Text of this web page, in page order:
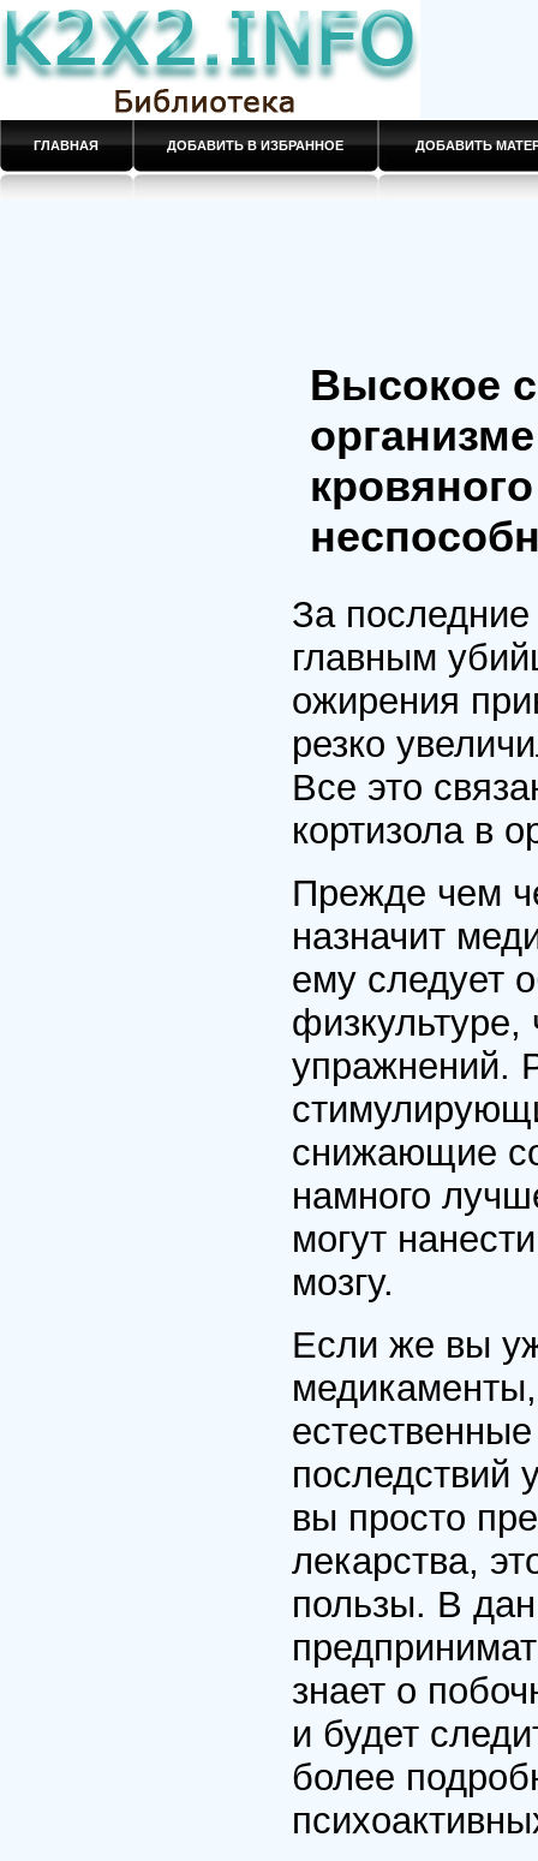
ГЛАВНАЯ ДОБАВИТЬ В ИЗБРАННОЕ ДОБАВИТЬ
Высокое
За
главным
ожирения
резко
Все это
кортизола в
Прежде чем
назначит
ему следует
физкультуре,
упражнений.
снижающие
намного
могут
мозгу.
Если же вы
последствий
вы просто
лекарства,
пользы. В
знает о
и будет
более